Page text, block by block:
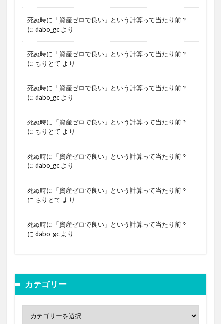
死ぬ時に「資産ゼロで良い」という計算って当たり前？
に dabo_gc より
死ぬ時に「資産ゼロで良い」という計算って当たり前？
に ちりとて より
死ぬ時に「資産ゼロで良い」という計算って当たり前？
に dabo_gc より
死ぬ時に「資産ゼロで良い」という計算って当たり前？
に ちりとて より
死ぬ時に「資産ゼロで良い」という計算って当たり前？
に dabo_gc より
死ぬ時に「資産ゼロで良い」という計算って当たり前？
に ちりとて より
死ぬ時に「資産ゼロで良い」という計算って当たり前？
に dabo_gc より
カテゴリー